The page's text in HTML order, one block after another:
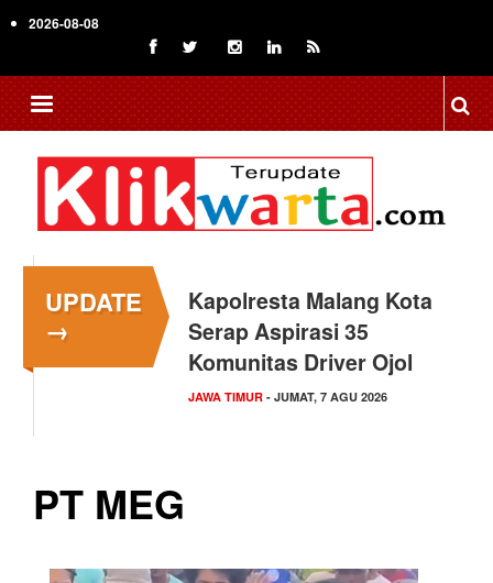
to
content
2026-08-08
UPDATE
→
Kapolresta Malang Kota
Serap Aspirasi 35
Komunitas Driver Ojol
JAWA TIMUR - JUMAT, 7 AGU 2026
PT MEG